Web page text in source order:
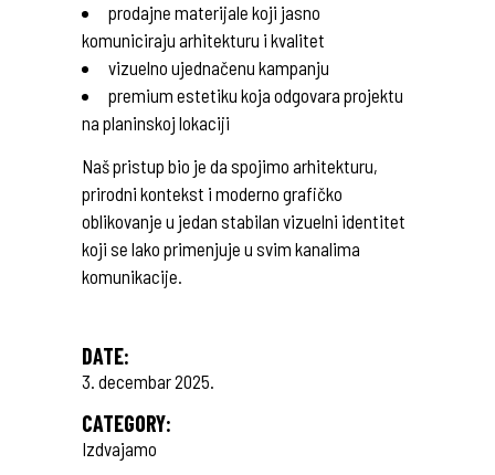
prodajne materijale koji jasno
komuniciraju arhitekturu i kvalitet
vizuelno ujednačenu kampanju
premium estetiku koja odgovara projektu
na planinskoj lokaciji
Naš pristup bio je da spojimo arhitekturu,
prirodni kontekst i moderno grafičko
oblikovanje u jedan stabilan vizuelni identitet
koji se lako primenjuje u svim kanalima
komunikacije.
DATE:
3. decembar 2025.
CATEGORY:
Izdvajamo